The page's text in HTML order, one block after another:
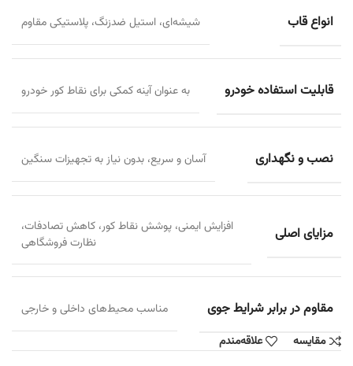
انواع قاب شیشه‌ای، استیل ضدزنگ، پلاستیکی مقاوم
قابلیت استفاده خودرو به عنوان آینه کمکی برای نقاط کور خودرو
نصب و نگهداری آسان و سریع، بدون نیاز به تجهیزات سنگین
مزایای اصلی
افزایش ایمنی، پوشش نقاط کور، کاهش تصادفات،
نظارت فروشگاهی
مقاوم در برابر شرایط جوی
مناسب محیط‌های داخلی و خارجی
مقایسه
علاقه‌مندم